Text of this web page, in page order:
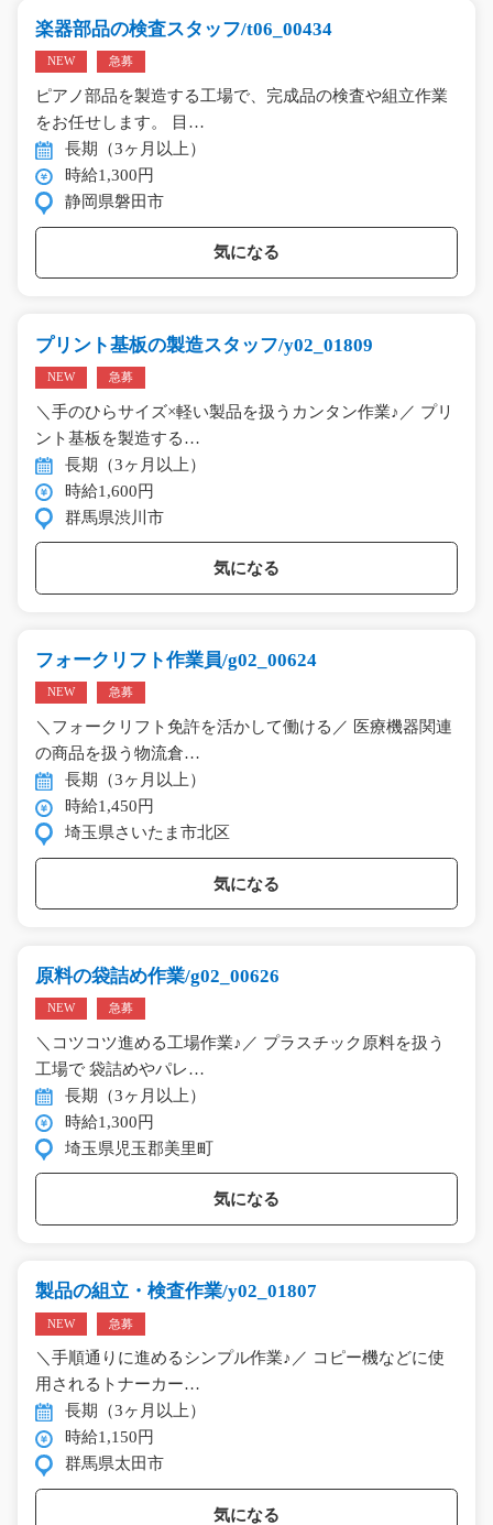
楽器部品の検査スタッフ/t06_00434
NEW 急募
ピアノ部品を製造する工場で、完成品の検査や組立作業
をお任せします。 目…
長期（3ヶ月以上）
時給1,300円
静岡県磐田市
気になる
プリント基板の製造スタッフ/y02_01809
NEW 急募
＼手のひらサイズ×軽い製品を扱うカンタン作業♪／ プリ
ント基板を製造する…
長期（3ヶ月以上）
時給1,600円
群馬県渋川市
気になる
フォークリフト作業員/g02_00624
NEW 急募
＼フォークリフト免許を活かして働ける／ 医療機器関連
の商品を扱う物流倉…
長期（3ヶ月以上）
時給1,450円
埼玉県さいたま市北区
気になる
原料の袋詰め作業/g02_00626
NEW 急募
＼コツコツ進める工場作業♪／ プラスチック原料を扱う
工場で 袋詰めやパレ…
長期（3ヶ月以上）
時給1,300円
埼玉県児玉郡美里町
気になる
製品の組立・検査作業/y02_01807
NEW 急募
＼手順通りに進めるシンプル作業♪／ コピー機などに使
用されるトナーカー…
長期（3ヶ月以上）
時給1,150円
群馬県太田市
気になる